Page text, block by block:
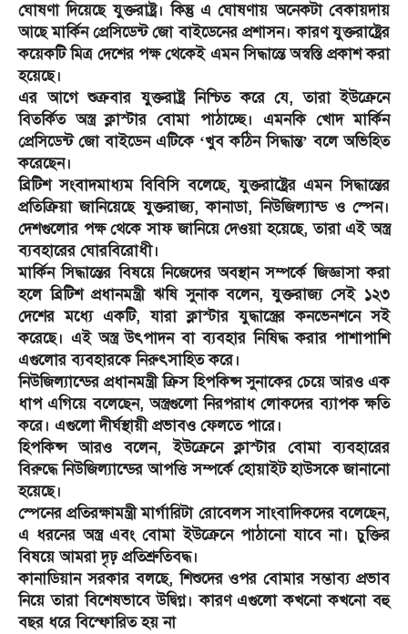
ঘোষণা দিয়েছে যুক্তরাষ্ট্র। কিন্তু এ ঘোষণায় অনেকটা বেকায়দায়
আছে মার্কিন প্রেসিডেন্ট জো বাইডেনের প্রশাসন। কারণ যুক্তরাষ্ট্রের
কয়েকটি মিত্র দেশের পক্ষ থেকেই এমন সিদ্ধান্তে অস্বস্তি প্রকাশ করা
হয়েছে।
এর আগে শুক্রবার যুক্তরাষ্ট্র নিশ্চিত করে যে, তারা ইউক্রেনে
বিতর্কিত অস্ত্র ক্লাস্টার বোমা পাঠাচ্ছে। এমনকি খোদ মার্কিন
প্রেসিডেন্ট জো বাইডেন এটিকে ‘খুব কঠিন সিদ্ধান্ত’ বলে অভিহিত
করেছেন।
ব্রিটিশ সংবাদমাধ্যম বিবিসি বলেছে, যুক্তরাষ্ট্রের এমন সিদ্ধান্তের
প্রতিক্রিয়া জানিয়েছে যুক্তরাজ্য, কানাডা, নিউজিল্যান্ড ও স্পেন।
দেশগুলোর পক্ষ থেকে সাফ জানিয়ে দেওয়া হয়েছে, তারা এই অস্ত্র
ব্যবহারের ঘোরবিরোধী।
মার্কিন সিদ্ধান্তের বিষয়ে নিজেদের অবস্থান সম্পর্কে জিজ্ঞাসা করা
হলে ব্রিটিশ প্রধানমন্ত্রী ঋষি সুনাক বলেন, যুক্তরাজ্য সেই ১২৩
দেশের মধ্যে একটি, যারা ক্লাস্টার যুদ্ধাস্ত্রের কনভেনশনে সই
করেছে। এই অস্ত্র উৎপাদন বা ব্যবহার নিষিদ্ধ করার পাশাপাশি
এগুলোর ব্যবহারকে নিরুৎসাহিত করে।
নিউজিল্যান্ডের প্রধানমন্ত্রী ক্রিস হিপকিন্স সুনাকের চেয়ে আরও এক
ধাপ এগিয়ে বলেছেন, অস্ত্রগুলো নিরপরাধ লোকদের ব্যাপক ক্ষতি
করে। এগুলো দীর্ঘস্থায়ী প্রভাবও ফেলতে পারে।
হিপকিন্স আরও বলেন, ইউক্রেনে ক্লাস্টার বোমা ব্যবহারের
বিরুদ্ধে নিউজিল্যান্ডের আপত্তি সম্পর্কে হোয়াইট হাউসকে জানানো
হয়েছে।
স্পেনের প্রতিরক্ষামন্ত্রী মার্গারিটা রোবেলস সাংবাদিকদের বলেছেন,
এ ধরনের অস্ত্র এবং বোমা ইউক্রেনে পাঠানো যাবে না। চুক্তির
বিষয়ে আমরা দৃঢ় প্রতিশ্রুতিবদ্ধ।
কানাডিয়ান সরকার বলছে, শিশুদের ওপর বোমার সম্ভাব্য প্রভাব
নিয়ে তারা বিশেষভাবে উদ্বিগ্ন। কারণ এগুলো কখনো কখনো বহু
বছর ধরে বিস্ফোরিত হয় না